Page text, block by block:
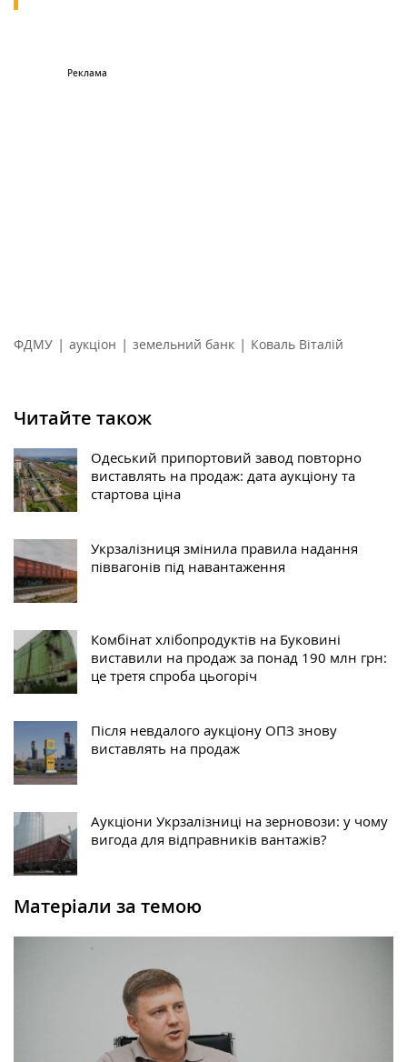
ФДМУ | аукціон | земельний банк | Коваль Віталій
Читайте також
Одеський припортовий завод повторно
виставлять на продаж: дата аукціону та
стартова ціна
Укрзалізниця змінила правила надання
піввагонів під навантаження
Комбінат хлібопродуктів на Буковині
виставили на продаж за понад 190 млн грн:
це третя спроба цьогоріч
Після невдалого аукціону ОПЗ знову
виставлять на продаж
Аукціони Укрзалізниці на зерновози: у чому
вигода для відправників вантажів?
Матеріали за темою